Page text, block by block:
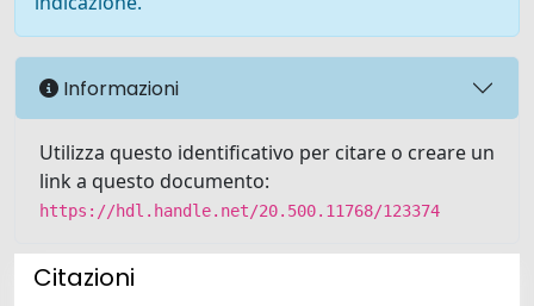
Informazioni
Utilizza questo identificativo per citare o creare un
link a questo documento:
https://hdl.handle.net/20.500.11768/123374
Citazioni